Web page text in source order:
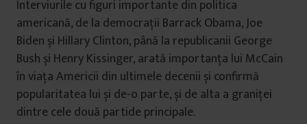
Interviurile cu figuri importante din politica
americană, de la democrații Barrack Obama, Joe
Biden și Hillary Clinton, până la republicanii George
Bush și Henry Kissinger, arată importanța lui McCain
în viața Americii din ultimele decenii și confirmă
popularitatea lui și de-o parte, și de alta a graniței
dintre cele două partide principale.